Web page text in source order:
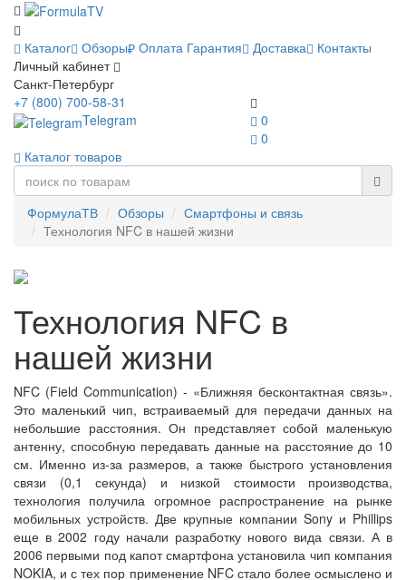
Каталог Обзоры Оплата Гарантия Доставка
Контакты
Личный кабинет
Санкт-Петербург
0
0
+7 (800) 700-58-31
Telegram
Каталог товаров
ФормулаТВ Обзоры
Смартфоны и связь
Технология NFC в нашей жизни
Технология NFC в
нашей жизни
NFC (Field Communication) - «Ближняя бесконтактная связь».
Это маленький чип, встраиваемый для передачи данных на
небольшие расстояния. Он представляет собой маленькую
антенну, способную передавать данные на расстояние до 10
см. Именно из-за размеров, а также быстрого установления
связи (0,1 секунда) и низкой стоимости производства,
технология получила огромное распространение на рынке
мобильных устройств. Две крупные компании Sony и Phillips
еще в 2002 году начали разработку нового вида связи. А в
2006 первыми под капот смартфона установила чип компания
NOKIA, и с тех пор применение NFC стало более осмыслено и